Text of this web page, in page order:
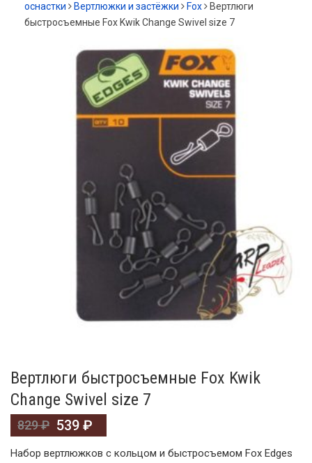
оснастки
Вертлюжки и застёжки Fox
Вертлюги
быстросъемные Fox Kwik Change Swivel size 7
Вертлюги быстросъемные Fox Kwik
Change Swivel size 7
829₽ 539 ₽
Набор вертлюжков с кольцом и быстросъемом Fox Edges